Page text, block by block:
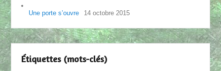
Une porte s’ouvre 14 octobre 2015
Étiquettes (mots-clés)